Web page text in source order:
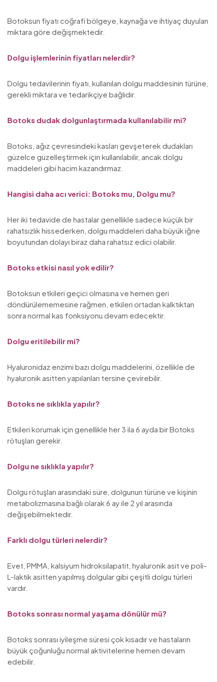
Botoksun fiyatı coğrafi bölgeye, kaynağa ve ihtiyaç duyulan
miktara göre değişmektedir.
Dolgu işlemlerinin fiyatları nelerdir?
Dolgu tedavilerinin fiyatı, kullanılan dolgu maddesinin türüne,
gerekli miktara ve tedarikçiye bağlıdır.
Botoks dudak dolgunlaştırmada kullanılabilir mi?
Botoks, ağız çevresindeki kasları gevşeterek dudakları
güzelce güzelleştirmek için kullanılabilir, ancak dolgu
maddeleri gibi hacim kazandırmaz.
Hangisi daha acı verici: Botoks mu, Dolgu mu?
Her iki tedavide de hastalar genellikle sadece küçük bir
rahatsızlık hissederken, dolgu maddeleri daha büyük iğne
boyutundan dolayı biraz daha rahatsız edici olabilir.
Botoks etkisi nasıl yok edilir?
Botoksun etkileri geçici olmasına ve hemen geri
döndürülememesine rağmen, etkileri ortadan kalktıktan
sonra normal kas fonksiyonu devam edecektir.
Dolgu eritilebilir mi?
Hyaluronidaz enzimi bazı dolgu maddelerini, özellikle de
hyaluronik asitten yapılanları tersine çevirebilir.
Botoks ne sıklıkla yapılır?
Etkileri korumak için genellikle her 3 ila 6 ayda bir Botoks
rötuşları gerekir.
Dolgu ne sıklıkla yapılır?
Dolgu rötuşları arasındaki süre, dolgunun türüne ve kişinin
metabolizmasına bağlı olarak 6 ay ile 2 yıl arasında
değişebilmektedir.
Farklı dolgu türleri nelerdir?
Evet, PMMA, kalsiyum hidroksilapatit, hyaluronik asit ve poli-
L-laktik asitten yapılmış dolgular gibi çeşitli dolgu türleri
vardır.
Botoks sonrası normal yaşama dönülür mü?
Botoks sonrası iyileşme süresi çok kısadır ve hastaların
büyük çoğunluğu normal aktivitelerine hemen devam
edebilir.